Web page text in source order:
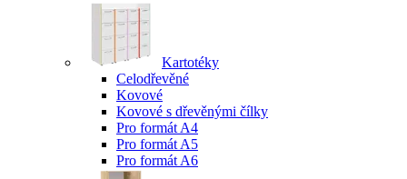
Kartotéky
Celodřevěné
Kovové
Kovové s dřevěnými čílky
Pro formát A4
Pro formát A5
Pro formát A6